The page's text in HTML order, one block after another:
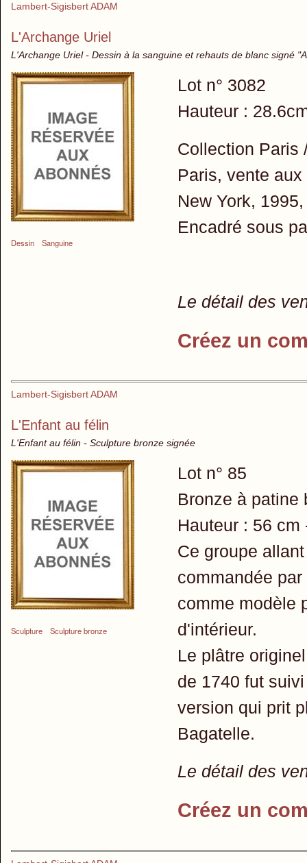
Lambert-Sigisbert ADAM
L'Archange Uriel
L'Archange Uriel - Dessin à la sanguine et rehauts de blanc signé
Dessin Sanguine
Lot n° 3082
Hauteur :
Collection Paris
Paris, vente
New York,
Encadré sous
Le détail des
Créez un
Lambert-Sigisbert ADAM
L'Enfant au félin
L'Enfant au félin - Sculpture bronze signée
Sculpture Sculpture bronze
Lot n° 85
Bronze à patine
Hauteur : 56
Ce groupe
commandée
comme modèle
d'intérieur.
Le plâtre
de 1740 fut
version qui prit
Bagatelle.
Le détail des
Créez un